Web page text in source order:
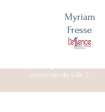
Myriam
Fresse
médecine de Lille 2